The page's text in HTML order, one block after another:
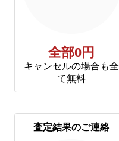
全部0円
キャンセルの場合も全
て無料
査定結果のご連絡